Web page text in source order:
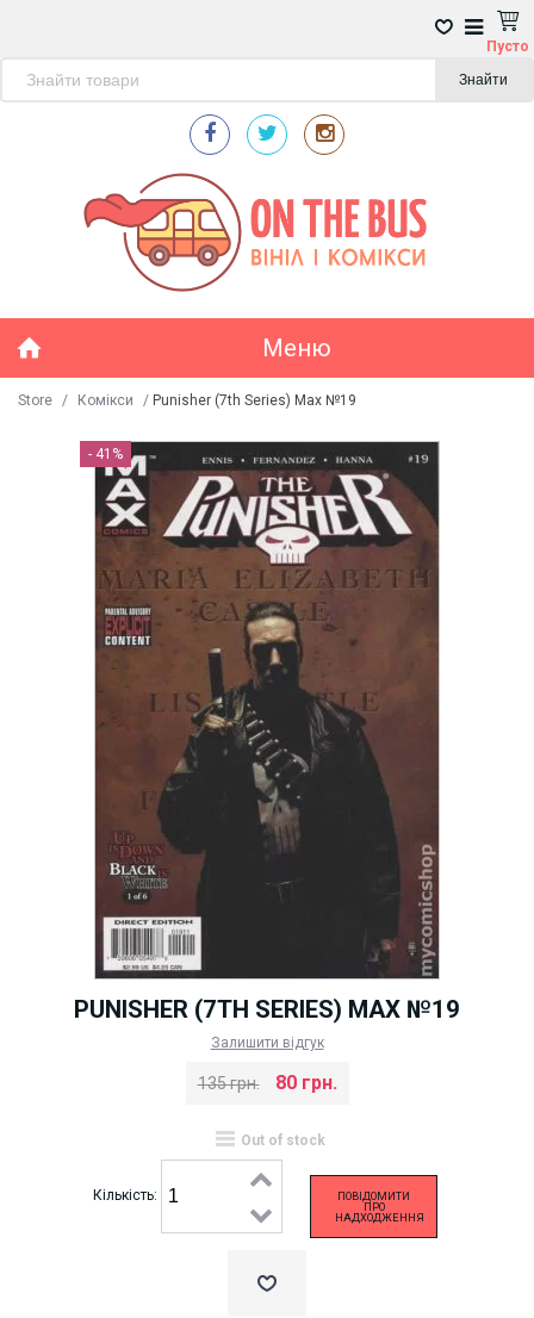
Пусто
Знайти
Меню
Store / Комікси / Punisher (7th Series) Max №19
- 41%
PUNISHER (7TH SERIES) MAX №19
Залишити відгук
135 грн. 80 грн.
Out of stock
Кількість:
ПОВІДОМИТИ
ПРО
НАДХОДЖЕННЯ